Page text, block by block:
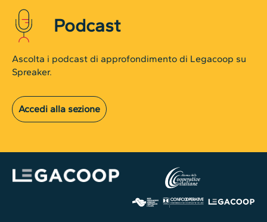
Podcast
Ascolta i podcast di approfondimento di Legacoop su
Spreaker.
Accedi alla sezione